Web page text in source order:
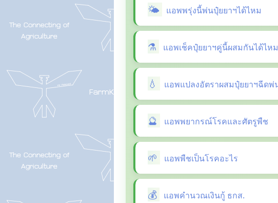
แอพพรุ่งนี้พ่นปุ๋ยยาฯได้ไหม
แอพเช็คปุ๋ยยาฯคู่นี้ผสมกันได้ไหม
แอพแปลงอัตราผสมปุ๋ยยาฯฉีดพ่
แอพพยากรณ์โรคและศัตรูพืช
แอพพืชเป็นโรคอะไร
แอพคำนวณเงินกู้ ธกส.